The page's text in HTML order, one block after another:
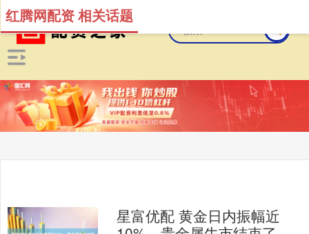
红腾网配资 相关话题
星富优配 黄金日内振幅近